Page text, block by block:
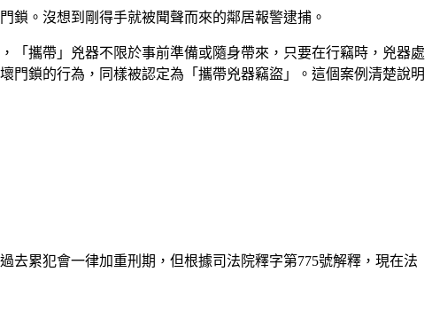
鎖。沒想到剛得手就被聞聲而來的鄰居報警逮捕。
「攜帶」兇器不限於事前準備或隨身帶來，只要在行竊時，兇器處
門鎖的行為，同樣被認定為「攜帶兇器竊盜」。這個案例清楚說明
去累犯會一律加重刑期，但根據司法院釋字第775號解釋，現在法